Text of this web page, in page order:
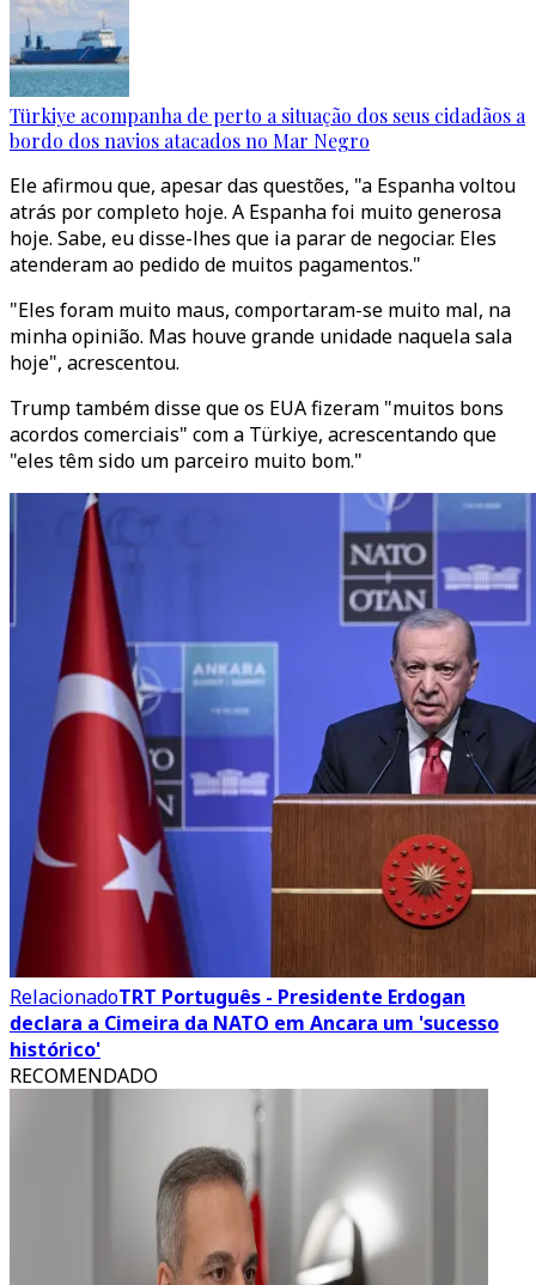
Türkiye acompanha de perto a situação dos seus cidadãos a
bordo dos navios atacados no Mar Negro
Ele afirmou que, apesar das questões, "a Espanha voltou
atrás por completo hoje. A Espanha foi muito generosa
hoje. Sabe, eu disse-lhes que ia parar de negociar. Eles
atenderam ao pedido de muitos pagamentos."
"Eles foram muito maus, comportaram-se muito mal, na
minha opinião. Mas houve grande unidade naquela sala
hoje", acrescentou.
Trump também disse que os EUA fizeram "muitos bons
acordos comerciais" com a Türkiye, acrescentando que
"eles têm sido um parceiro muito bom."
RelacionadoTRT Português - Presidente Erdogan
declara a Cimeira da NATO em Ancara um 'sucesso
histórico'
RECOMENDADO